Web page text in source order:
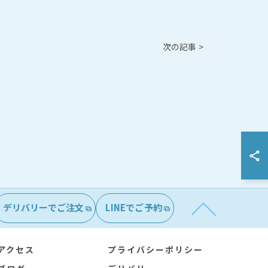
次の記事 >
デリバリーでご注文 LINEでご予約
クセス
プライバシーポリシー